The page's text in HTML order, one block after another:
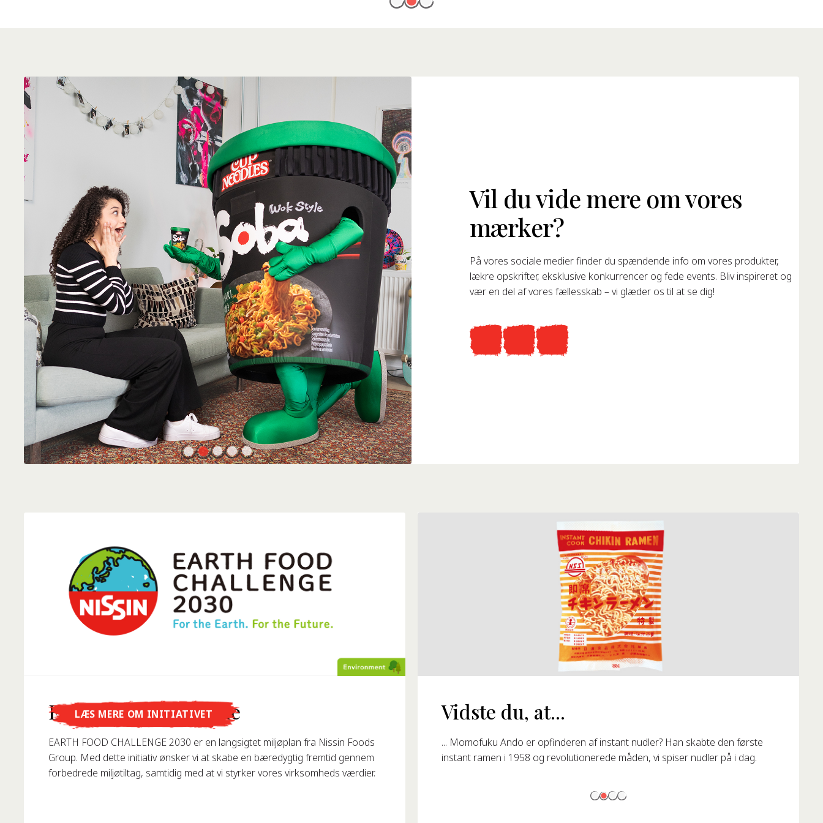
Vil du vide mere om vores
mærker?
På vores sociale medier finder du spændende info om vores produkter,
lækre opskrifter, eksklusive konkurrencer og fede events. Bliv inspireret og
vær en del af vores fællesskab – vi glæder os til at se dig!
Earth Food Challenge
EARTH FOOD CHALLENGE 2030 er en langsigtet miljøplan fra Nissin Foods
Group. Med dette initiativ ønsker vi at skabe en bæredygtig fremtid gennem
forbedrede miljøtiltag, samtidig med at vi styrker vores virksomheds værdier.
LÆS MERE OM INITIATIVET
Vidste du, at...
... Nissin Foods GmbH blev grundlagt i Tyskland i 1993?
Vidste du, at...
... Momofuku Ando er opfinderen af instant nudler? Han skabte den første
instant ramen i 1958 og revolutionerede måden, vi spiser nudler på i dag.